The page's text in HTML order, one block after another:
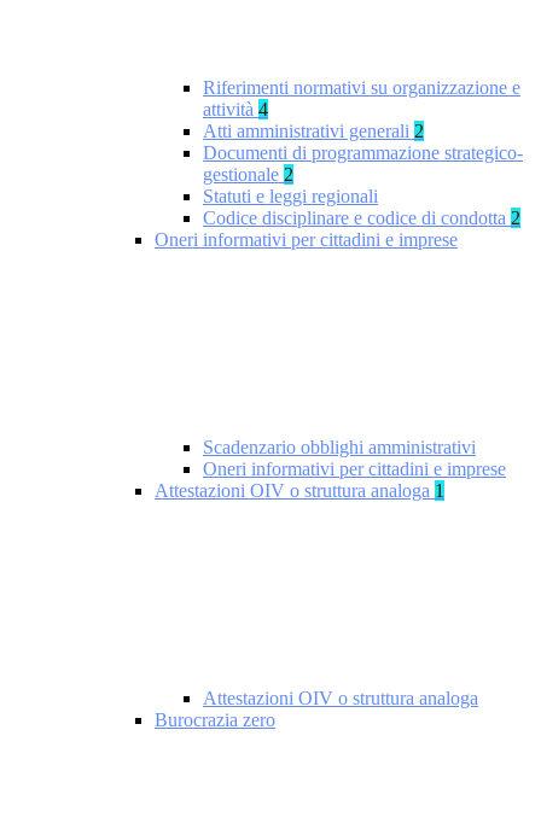
Riferimenti normativi su organizzazione e
attività 4
Atti amministrativi generali 2
Documenti di programmazione strategico-
gestionale 2
Statuti e leggi regionali
Codice disciplinare e codice di condotta 2
Oneri informativi per cittadini e imprese
Scadenzario obblighi amministrativi
Oneri informativi per cittadini e imprese
Attestazioni OIV o struttura analoga 1
Attestazioni OIV o struttura analoga
Burocrazia zero